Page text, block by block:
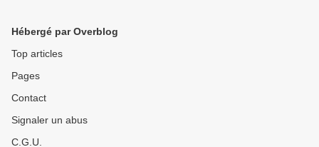
Hébergé par Overblog
Top articles
Pages
Contact
Signaler un abus
C.G.U.